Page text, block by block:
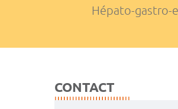
Hépato-gastro-
CONTACT